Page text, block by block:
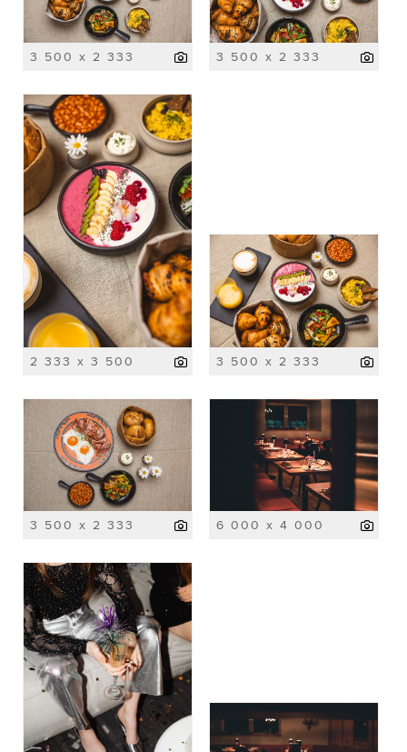
3 500 x 2 333 3 500 x 2 333
2 333 x 3 500 3 500 x 2 333
3 500 x 2 333 6 000 x 4 000